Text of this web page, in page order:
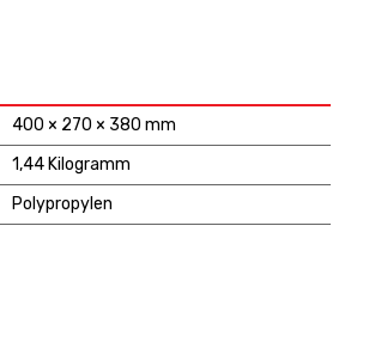
400 × 270 × 380 mm
1,44 Kilogramm
Polypropylen